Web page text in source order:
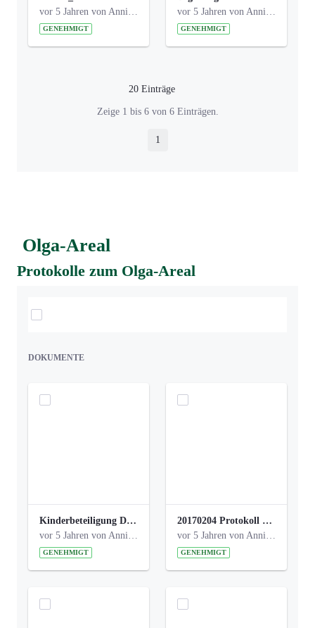
vor 5 Jahren von Anni Schlumberger
GENEHMIGT
vor 5 Jahren von Anni Schlumberger
GENEHMIGT
20 Einträge
Pro Seite
Zeige 1 bis 6 von 6 Einträgen.
Seite
1
Olga-Areal
Protokolle zum Olga-Areal
DOKUMENTE
Kinderbeteiligung Dez. 17 _Abstimmung Klettergerüst.pdf
vor 5 Jahren von Anni Schlumberger
GENEHMIGT
20170204 Protokoll Workshop 2 Promenade Schloßstraße (1).pdf
vor 5 Jahren von Anni Schlumberger
GENEHMIGT